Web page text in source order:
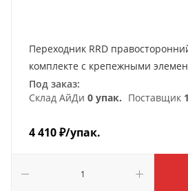
Переходник RRD
комплекте с крепежными
Под заказ:
Склад АйДи 0 упак. Поставщик
4 410₽/упак.